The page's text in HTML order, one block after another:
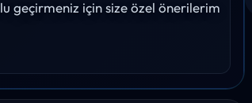
geçirmeniz için size özel önerilerim